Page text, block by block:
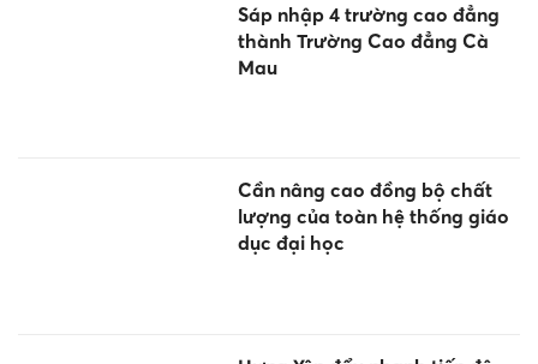
Sáp nhập 4 trường cao đẳng
thành Trường Cao đẳng Cà
Mau
Cần nâng cao đồng bộ chất
lượng của toàn hệ thống giáo
dục đại học